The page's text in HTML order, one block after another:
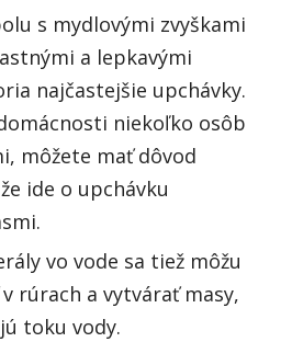
s mydlovými zvyškami
a lepkavými
najčastejšie upchávky.
niekoľko osôb
môžete mať dôvod
ide o upchávku
vo vode sa tiež môžu
rúrach a vytvárať masy,
toku vody.